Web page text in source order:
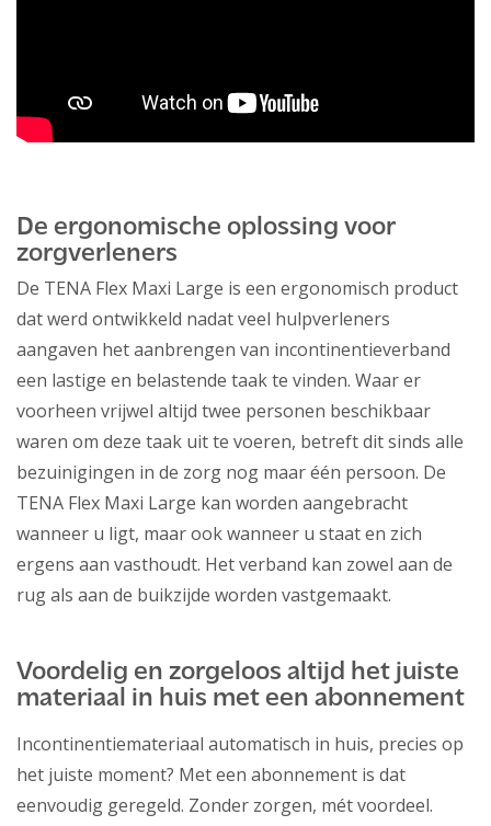
De ergonomische oplossing voor
zorgverleners
De TENA Flex Maxi Large is een ergonomisch product
dat werd ontwikkeld nadat veel hulpverleners
aangaven het aanbrengen van incontinentieverband
een lastige en belastende taak te vinden. Waar er
voorheen vrijwel altijd twee personen beschikbaar
waren om deze taak uit te voeren, betreft dit sinds alle
bezuinigingen in de zorg nog maar één persoon. De
TENA Flex Maxi Large kan worden aangebracht
wanneer u ligt, maar ook wanneer u staat en zich
ergens aan vasthoudt. Het verband kan zowel aan de
rug als aan de buikzijde worden vastgemaakt.
Voordelig en zorgeloos altijd het juiste
materiaal in huis met een abonnement
Incontinentiemateriaal automatisch in huis, precies op
het juiste moment? Met een abonnement is dat
eenvoudig geregeld. Zonder zorgen, mét voordeel.